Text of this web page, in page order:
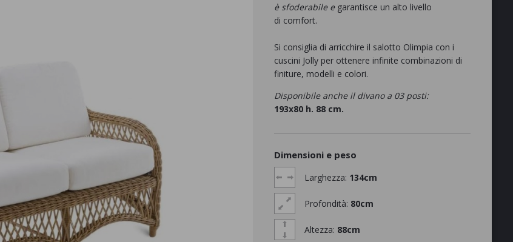
è sfoderabile e garantisce un alto livello
di comfort.
Si consiglia di arricchire il salotto Olimpia con i
cuscini Jolly per ottenere infinite combinazioni di
finiture, modelli e colori.
Disponibile anche il divano a 03 posti:
193x80 h. 88 cm.
Dimensioni e peso
Larghezza: 134cm
Profondità: 80cm
Altezza: 88cm